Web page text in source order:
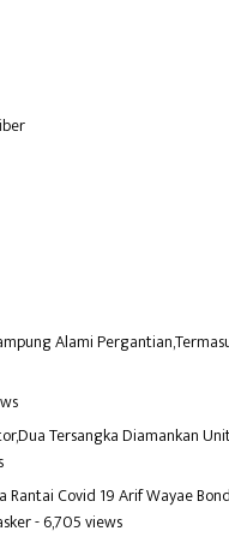
Alami
Tersangka Diamankan
Rantai Covid 19 Arif Wayae
- 6,705 views